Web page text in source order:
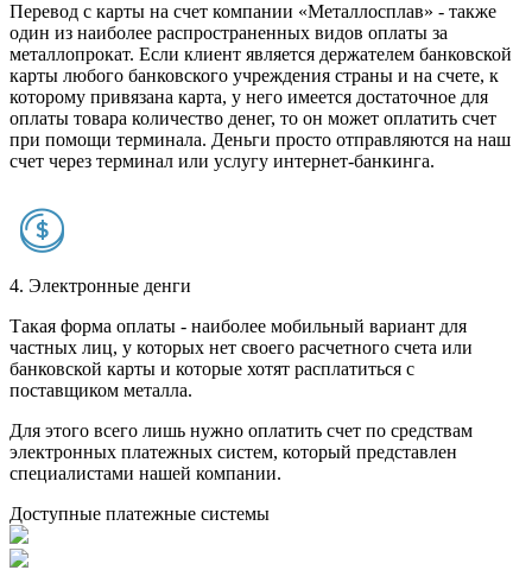
Перевод с карты на счет компании «Металлосплав» - также
один из наиболее распространенных видов оплаты за
металлопрокат. Если клиент является держателем банковской
карты любого банковского учреждения страны и на счете, к
которому привязана карта, у него имеется достаточное для
оплаты товара количество денег, то он может оплатить счет
при помощи терминала. Деньги просто отправляются на наш
счет через терминал или услугу интернет-банкинга.
4. Электронные денги
Такая форма оплаты - наиболее мобильный вариант для
частных лиц, у которых нет своего расчетного счета или
банковской карты и которые хотят расплатиться с
поставщиком металла.
Для этого всего лишь нужно оплатить счет по средствам
электронных платежных систем, который представлен
специалистами нашей компании.
Доступные платежные системы